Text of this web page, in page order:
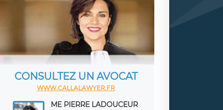
CONSULTEZ UN AVOCAT
WWW.CALLALAWYER.FR
ME PIERRE LADOUCEUR